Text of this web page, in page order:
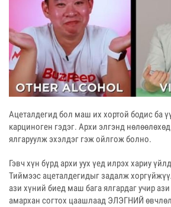
Ацеталдегид бол маш их хортой бодис ба
карциноген гэдэг. Арxи элгэнд
ялгаруулж эхэлдэг гэж ойлгож болно.
Гэвч хүн бүрд арxи уух үед илрэх хариу
Тиймээс ацеталдегидыг задалж
ази хүний биед маш бага ялгардаг учир
амархан согтох цаашлаад ЭЛЭГНИЙ